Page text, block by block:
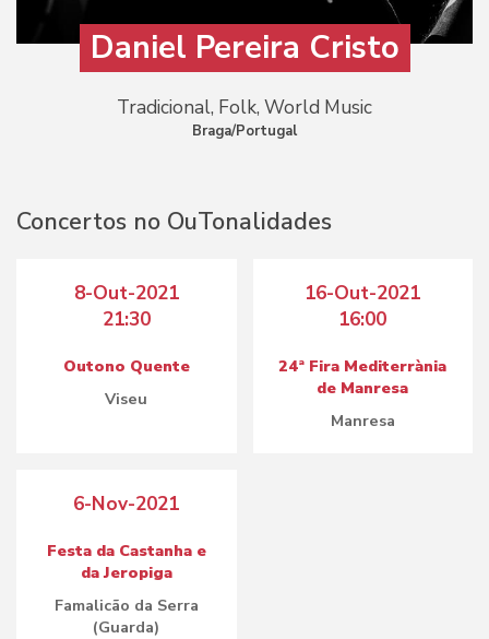
Daniel Pereira Cristo
Tradicional, Folk, World Music
Braga/Portugal
Concertos no OuTonalidades
8-Out-2021
21:30
Outono Quente
Viseu
16-Out-2021
16:00
24ª Fira Mediterrània
de Manresa
Manresa
6-Nov-2021
Festa da Castanha e
da Jeropiga
Famalicão da Serra
(Guarda)